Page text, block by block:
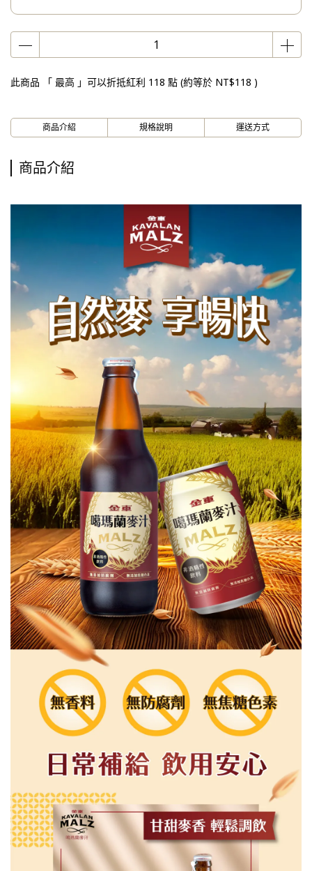
此商品 「 最高 」可以折抵紅利 118 點 (約等於 NT$118 )
商品介紹 規格說明 運送方式
商品介紹